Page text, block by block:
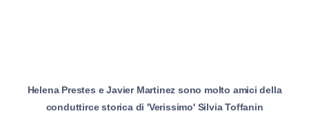
Helena Prestes e Javier Martinez sono molto amici della
conduttirce storica di 'Verissimo' Silvia Toffanin